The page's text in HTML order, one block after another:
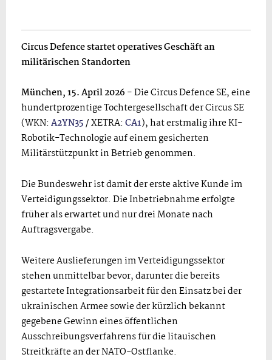
Circus Defence startet operatives Geschäft an
militärischen Standorten
München, 15. April 2026 -Die Circus Defence SE, eine
hundertprozentige Tochtergesellschaft der Circus SE
(WKN: A2YN35/ XETRA: CA1), hat erstmalig ihre KI-
Robotik-Technologie auf einem gesicherten
Militärstützpunkt in Betrieb genommen.
Die Bundeswehr ist damit der erste aktive Kunde im
Verteidigungssektor. Die Inbetriebnahme erfolgte
früher als erwartet und nur drei Monate nach
Auftragsvergabe.
Weitere Auslieferungen im Verteidigungssektor
stehen unmittelbar bevor, darunter die bereits
gestartete Integrationsarbeit für den Einsatz bei der
ukrainischen Armee sowie der kürzlich bekannt
gegebene Gewinn eines öffentlichen
Ausschreibungsverfahrens für die litauischen
Streitkräfte an der NATO-Ostflanke.